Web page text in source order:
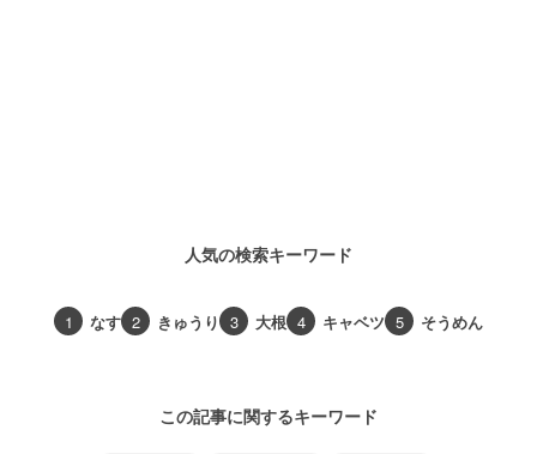
人気の検索キーワード
1 なす 2 きゅうり 3 大根 4 キャベツ 5 そうめん
この記事に関するキーワード